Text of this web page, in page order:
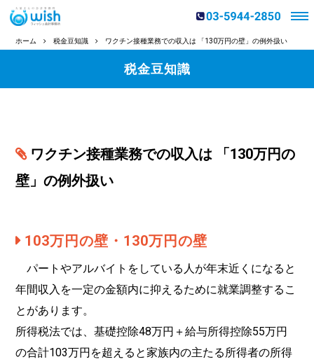
ホーム 税金豆知識 ワクチン接種業務での収入は 「130万円の壁」の例外扱い
税金豆知識
ワクチン接種業務での収入は 「130万円の
壁」の例外扱い
103万円の壁・130万円の壁
パートやアルバイトをしている人が年末近くになると
年間収入を一定の金額内に抑えるために就業調整するこ
とがあります。
所得税法では、基礎控除48万円＋給与所得控除55万円
の合計103万円を超えると家族内の主たる所得者の所得